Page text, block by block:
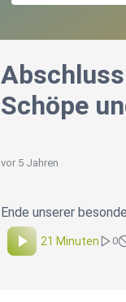
Schöpe
vor 5 Jahren
Ende unserer
21 Minuten 0